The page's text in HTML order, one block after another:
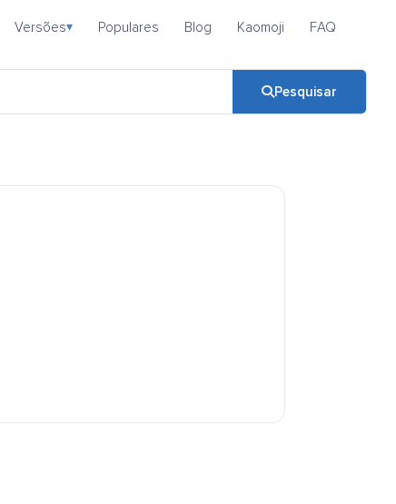
Versões▾ Populares Blog Kaomoji FAQ
Pesquisar